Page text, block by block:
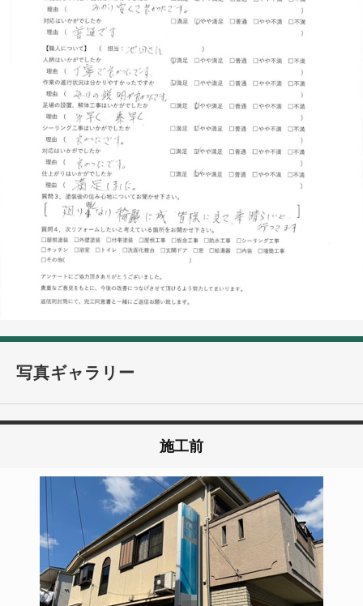
写真ギャラリー
施工前